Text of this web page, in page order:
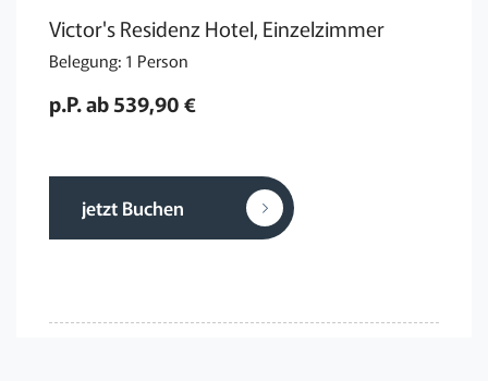
Victor's Residenz Hotel, Einzelzimmer
Belegung: 1 Person
p.P. ab 539,90 €
jetzt Buchen